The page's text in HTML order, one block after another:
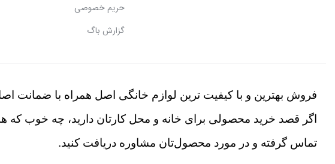
حریم خصوصی
گزارش باگ
فروش بهترین و با کیفیت ترین لوازم خانگی اصل همراه با ضمانت
اگر قصد خرید محصولی برای خانه و محل کارتان دارید، چه خوب که
تماس گرفته و در مورد محصول‌تان مشاوره دریافت کنید.